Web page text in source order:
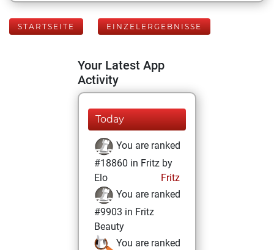
STARTSEITE EINZELERGEBNISSE
Your Latest App
Activity
Today
You are ranked
#18860 in Fritz by
Elo
Fritz
You are ranked
#9903 in Fritz
Beauty
You are ranked